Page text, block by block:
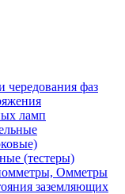
чередования фаз
ламп
(тестеры)
Омметры
заземляющих